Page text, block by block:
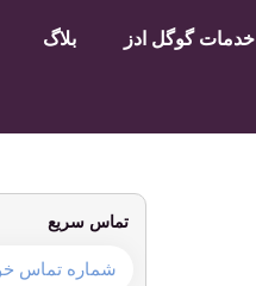
خدمات گوگل ادز بلاگ
تماس سریع